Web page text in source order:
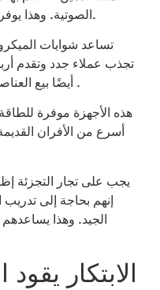
الصوتية. وهذا يوفر الراحة وتجربة الطبخ الحديثة.
تساعد شوايات
تجذب عملاء جدد وتقدم
أيضًا بيع .
هذه الأجهزة موفرة
أسرع من الأفران
يجب على تجار التجزئة
إنهم بحاجة إلى
الجيد. وهذا
الابتكار